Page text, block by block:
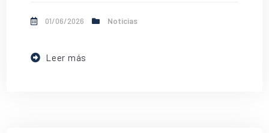
01/06/2026 Noticias
Leer más